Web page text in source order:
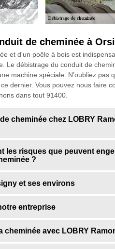
de cheminée à
et d'un poêle à bois est
Le débistrage du conduit de
machine spéciale. N’oubliez pas
dernier. Vous pouvez nous faire
dans tout 91400.
cheminée chez LOBRY
les risques que peuvent
?
et ses environs
entreprise
avec LOBRY